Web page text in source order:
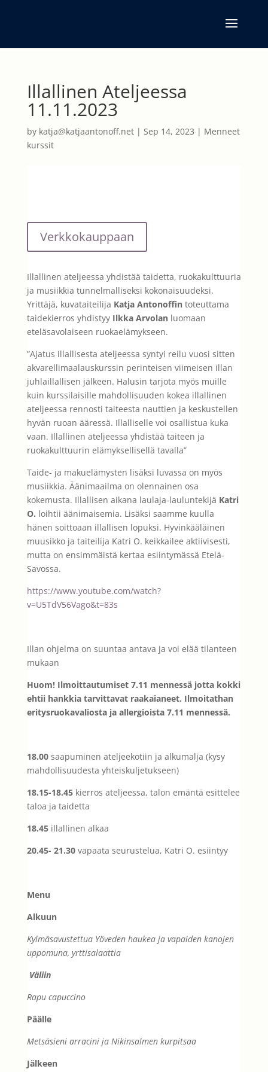
Illallinen Ateljeessa
11.11.2023
by katja@katjaantonoff.net| Sep 14, 2023 | Menneet
kurssit
Verkkokauppaan
Illallinen ateljeessa yhdistää taidetta, ruokakulttuuria
ja musiikkia tunnelmalliseksi kokonaisuudeksi.
Yrittäjä, kuvataiteilija Katja Antonoffintoteuttama
taidekierros yhdistyy Ilkka Arvolanluomaan
eteläsavolaiseen ruokaelämykseen.
”Ajatus illallisesta ateljeessa syntyi reilu vuosi sitten
akvarellimaalauskurssin perinteisen viimeisen illan
juhlaillallisen jälkeen. Halusin tarjota myös muille
kuin kurssilaisille mahdollisuuden kokea illallinen
ateljeessa rennosti taiteesta nauttien ja keskustellen
hyvän ruoan ääressä. Illalliselle voi osallistua kuka
vaan. Illallinen ateljeessa yhdistää taiteen ja
ruokakulttuurin elämyksellisellä tavalla”
Taide- ja makuelämysten lisäksi luvassa on myös
musiikkia. Äänimaailma on olennainen osa
kokemusta. Illallisen aikana laulaja-lauluntekijä Katri
O. loihtii äänimaisemia. Lisäksi saamme kuulla
hänen soittoaan illallisen lopuksi. Hyvinkääläinen
muusikko ja taiteilija Katri O. keikkailee aktiivisesti,
mutta on ensimmäistä kertaa esiintymässä Etelä-
Savossa.
https://www.youtube.com/watch?
v=U5TdV56Vago&t=83s
Illan ohjelma on suuntaa antava ja voi elää tilanteen
mukaan
Huom! Ilmoittautumiset 7.11 mennessä jotta kokki
ehtii hankkia tarvittavat raakaianeet. Ilmoitathan
eritysruokavaliosta ja allergioista 7.11 mennessä.
18.00saapuminen ateljeekotiin ja alkumalja (kysy
mahdollisuudesta yhteiskuljetukseen)
18.15-18.45kierros ateljeessa, talon emäntä esittelee
taloa ja taidetta
18.45illallinen alkaa
20.45- 21.30vapaata seurustelua, Katri O. esiintyy
Menu
Alkuun
Kylmäsavustettua Yöveden haukea ja vapaiden kanojen
uppomuna, yrttisalaattia
Väliin
Rapu capuccino
Päälle
Metsäsieni arracini ja Nikinsalmen kurpitsaa
Jälkeen